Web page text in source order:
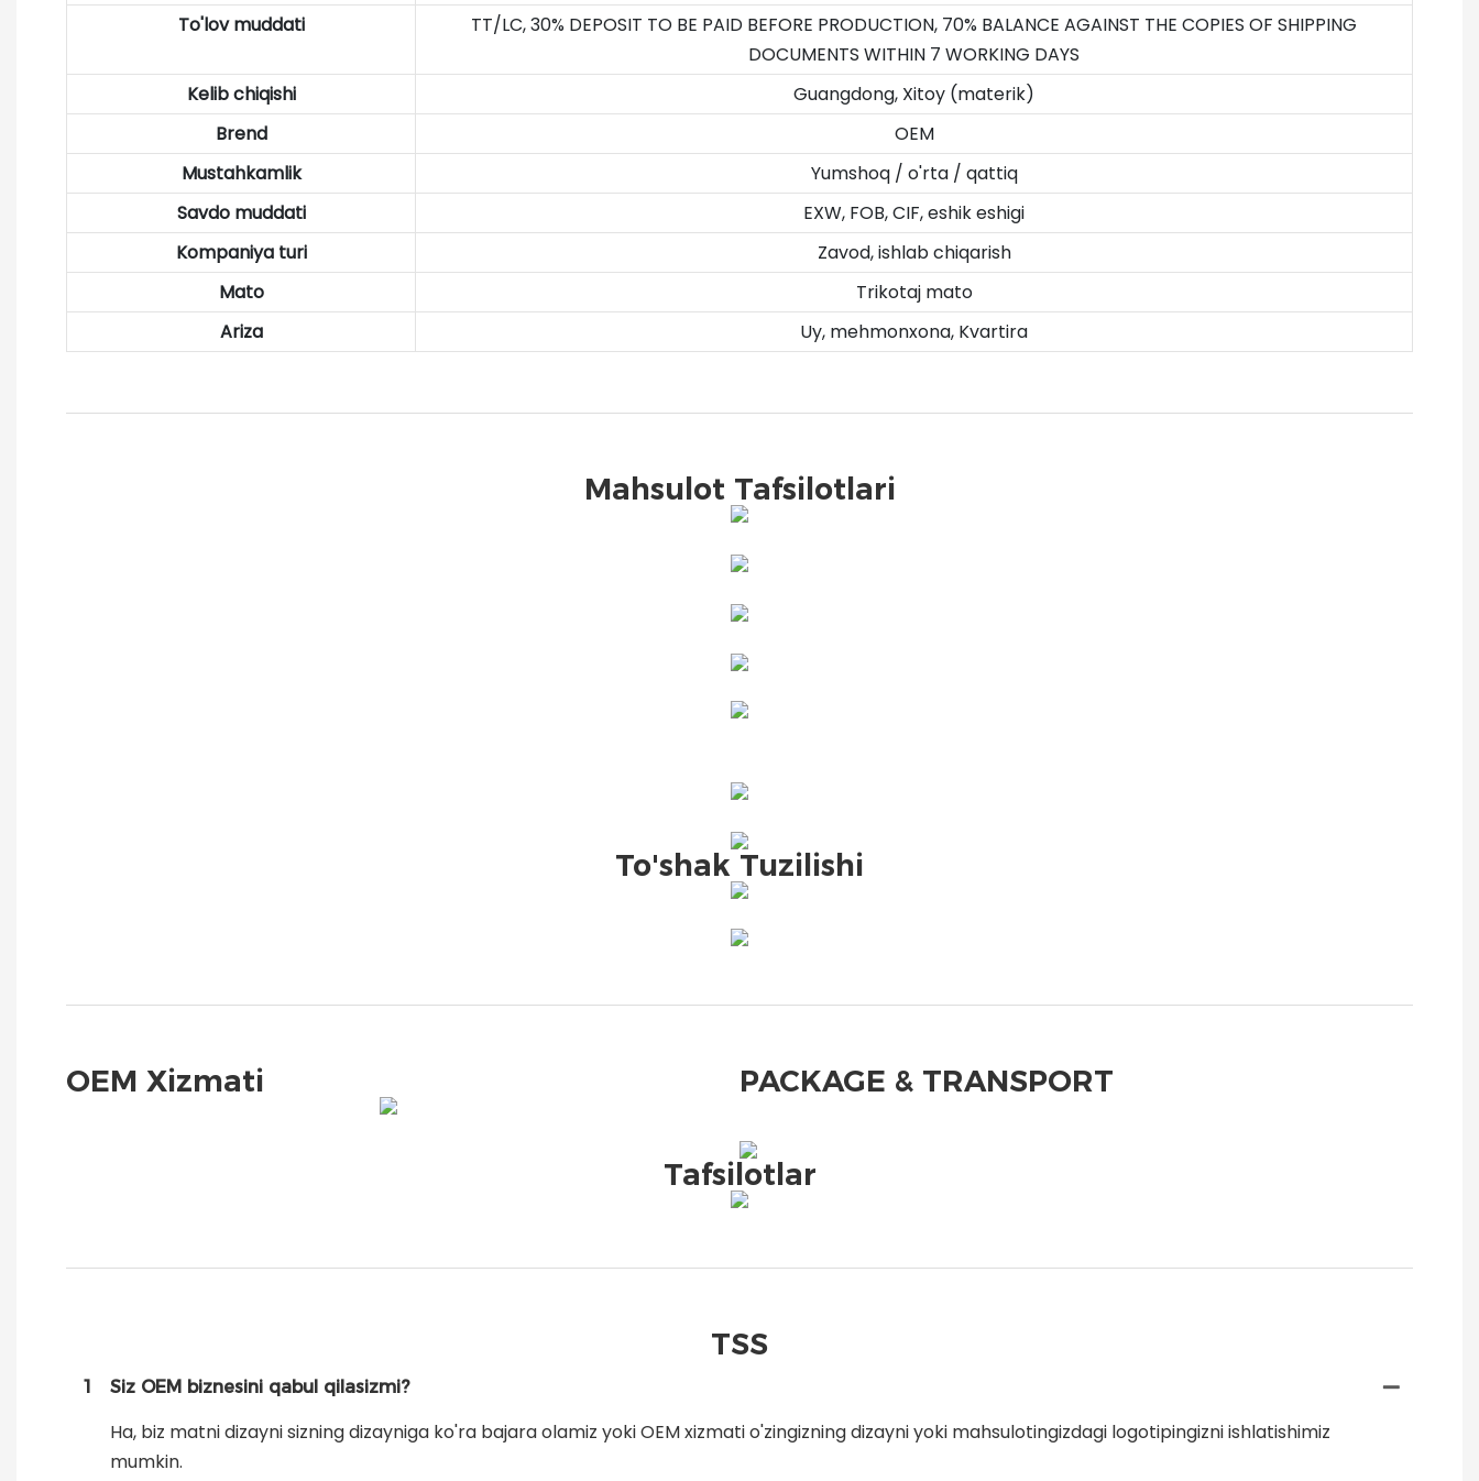
To'lov muddati
TT/LC, 30% DEPOSIT TO BE PAID BEFORE PRODUCTION, 70% BALANCE AGAINST THE COPIES OF SHIPPING
DOCUMENTS WITHIN 7 WORKING DAYS
Kelib chiqishi
Guangdong, Xitoy (materik)
Brend
OEM
Mustahkamlik
Yumshoq / o'rta / qattiq
Savdo muddati
EXW, FOB, CIF, eshik eshigi
Kompaniya turi
Zavod, ishlab chiqarish
Mato
Trikotaj mato
Ariza
Uy, mehmonxona, Kvartira
Mahsulot Tafsilotlari
To'shak Tuzilishi
OEM Xizmati PACKAGE & TRANSPORT
Tafsilotlar
TSS
1 Siz OEM biznesini qabul qilasizmi?
Ha, biz matni dizayni sizning dizayniga ko'ra bajara olamiz yoki OEM xizmati o'zingizning dizayni yoki mahsulotingizdagi logotipingizni ishlatishimiz
mumkin.